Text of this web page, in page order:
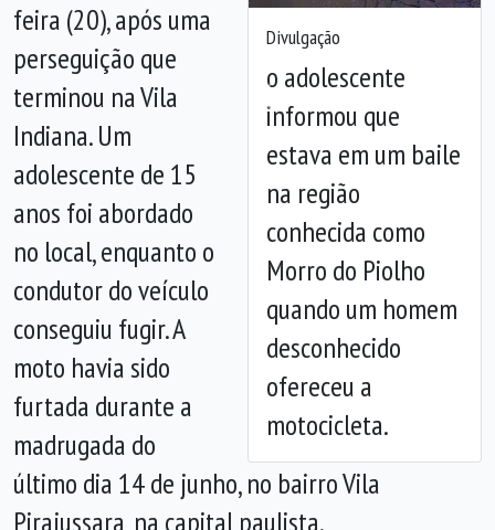
Divulgação
o adolescente
informou que
estava em um baile
na região
conhecida como
Morro do Piolho
quando um homem
desconhecido
ofereceu a
motocicleta.
Anterior
feira (20), após uma
perseguição que
terminou na Vila
Indiana. Um
adolescente de 15
anos foi abordado
no local, enquanto o
condutor do veículo
conseguiu fugir. A
moto havia sido
furtada durante a
madrugada do
último dia 14 de junho, no bairro Vila
Pirajussara, na capital paulista.